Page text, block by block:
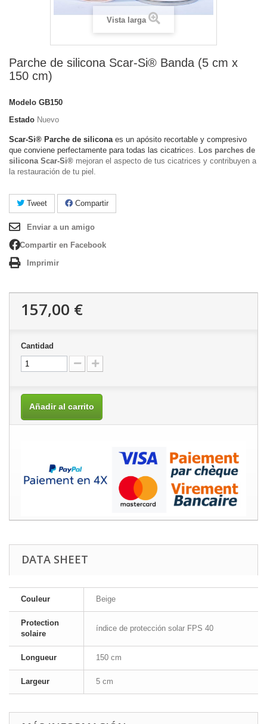
Vista larga
Parche de silicona Scar-Si® Banda (5 cm x
150 cm)
Modelo GB150
Estado Nuevo
Scar-Si® Parche de silicona es un apósito recortable y compresivo
que conviene perfectamente para todas las cicatrices. Los parches de
silicona Scar-Si® mejoran el aspecto de tus cicatrices y contribuyen a
la restauración de tu piel.
Tweet Compartir
Enviar a un amigo
Compartir en Facebook
Imprimir
157,00 €
Cantidad
Añadir al carrito
DATA SHEET
Couleur Beige
Protection
solaire
índice de protección solar FPS 40
Longueur 150 cm
Largeur 5 cm